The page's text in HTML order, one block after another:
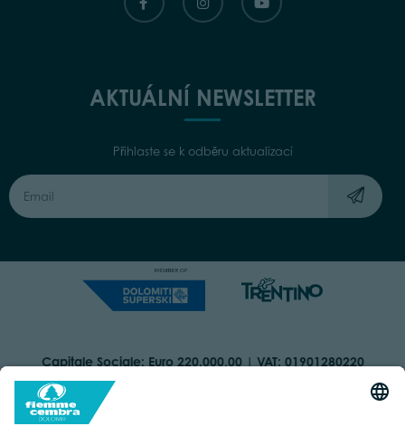
AKTUÁLNÍ NEWSLETTER
Přihlaste se k odběru aktualizací
Capitale Sociale: Euro 220.000,00 | VAT: 01901280220
COOKIES IMPRINT
ORGANIZZAZIONE TRASPARENTE